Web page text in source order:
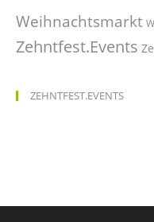
Weihnachtsmarkt
Zehntfest.Events
ZEHNTFEST.EVENTS